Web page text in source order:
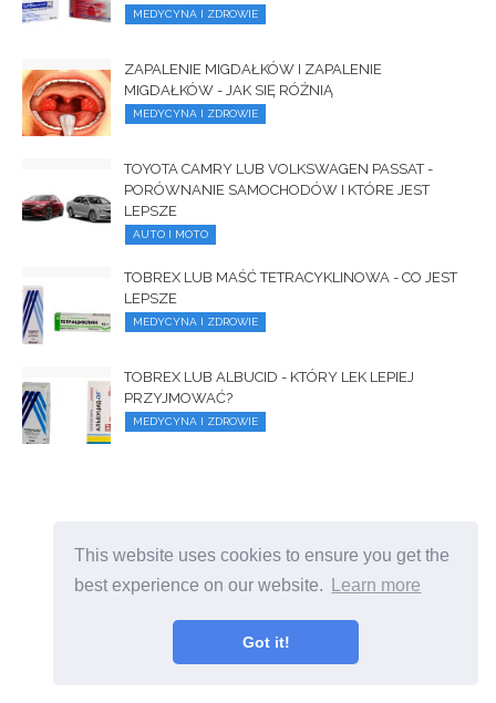
This website uses cookies to ensure you get the
best experience on our website.
Learn more
Got it!
MEDYCYNA I ZDROWIE
ZAPALENIE MIGDAŁKÓW I ZAPALENIE
MIGDAŁKÓW - JAK SIĘ RÓŻNIĄ
MEDYCYNA I ZDROWIE
TOYOTA CAMRY LUB VOLKSWAGEN PASSAT -
PORÓWNANIE SAMOCHODÓW I KTÓRE JEST
LEPSZE
AUTO I MOTO
TOBREX LUB MAŚĆ TETRACYKLINOWA - CO JEST
LEPSZE
MEDYCYNA I ZDROWIE
TOBREX LUB ALBUCID - KTÓRY LEK LEPIEJ
PRZYJMOWAĆ?
MEDYCYNA I ZDROWIE